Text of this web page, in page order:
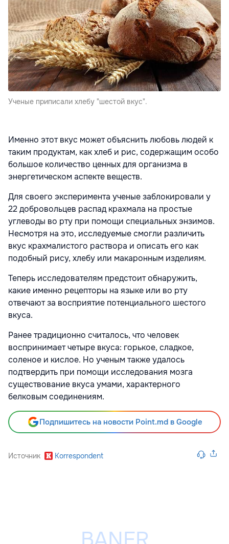
Ученые приписали хлебу "шестой вкус".
Именно этот вкус может объяснить любовь людей к
таким продуктам, как хлеб и рис, содержащим особо
большое количество ценных для организма в
энергетическом аспекте веществ.
Для своего эксперимента ученые заблокировали у
22 добровольцев распад крахмала на простые
углеводы во рту при помощи специальных энзимов.
Несмотря на это, исследуемые смогли различить
вкус крахмалистого раствора и описать его как
подобный рису, хлебу или макаронным изделиям.
Теперь исследователям предстоит обнаружить,
какие именно рецепторы на языке или во рту
отвечают за восприятие потенциального шестого
вкуса.
Ранее традиционно считалось, что человек
воспринимает четыре вкуса: горькое, сладкое,
соленое и кислое. Но ученым также удалось
подтвердить при помощи исследования мозга
существование вкуса умами, характерного
белковым соединениям.
Подпишитесь на новости Point.md в Google
Источник Korrespondent